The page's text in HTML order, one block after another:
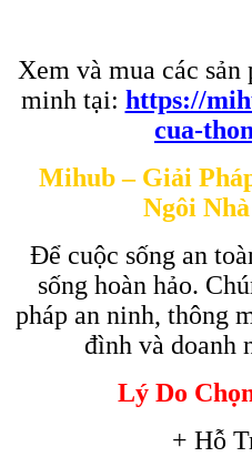
Xem và mua các
minh tại: https://
cua-
Mihub – Giải
Ngôi
Để cuộc sống an
sống hoàn hảo.
pháp an ninh, thông
đình và doanh
Lý Do
+ Hỗ